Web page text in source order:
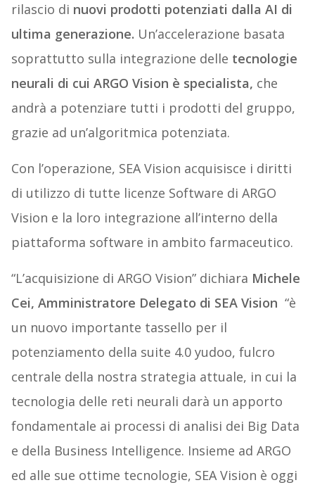
rilascio di nuovi prodotti potenziati dalla AI di
ultima generazione. Un’accelerazione basata
soprattutto sulla integrazione delle tecnologie
neurali di cui ARGO Vision è specialista, che
andrà a potenziare tutti i prodotti del gruppo,
grazie ad un’algoritmica potenziata.
Con l’operazione, SEA Vision acquisisce i diritti
di utilizzo di tutte licenze Software di ARGO
Vision e la loro integrazione all’interno della
piattaforma software in ambito farmaceutico.
“L’acquisizione di ARGO Vision” dichiara Michele
Cei, Amministratore Delegato di SEA Vision “è
un nuovo importante tassello per il
potenziamento della suite 4.0 yudoo, fulcro
centrale della nostra strategia attuale, in cui la
tecnologia delle reti neurali darà un apporto
fondamentale ai processi di analisi dei Big Data
e della Business Intelligence. Insieme ad ARGO
ed alle sue ottime tecnologie, SEA Vision è oggi